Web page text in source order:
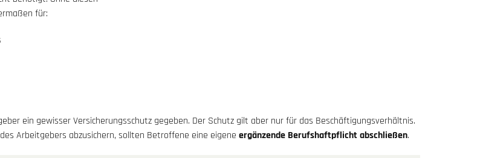
für:
ein gewisser Versicherungsschutz gegeben. Der Schutz gilt aber nur für das Beschäftigungsverhältnis.
Arbeitgebers abzusichern, sollten Betroffene eine eigene ergänzende Berufshaftpflicht abschließen.